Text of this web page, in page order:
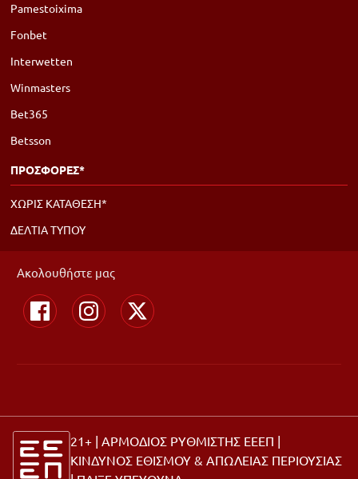
Pamestoixima
Fonbet
Interwetten
Winmasters
Bet365
Betsson
ΠΡΟΣΦΟΡΕΣ*
ΧΩΡΙΣ ΚΑΤΑΘΕΣΗ*
ΔΕΛΤΙΑ ΤΥΠΟΥ
Ακολουθήστε μας
21+ | ΑΡΜΟΔΙΟΣ ΡΥΘΜΙΣΤΗΣ ΕΕΕΠ |
ΚΙΝΔΥΝΟΣ ΕΘΙΣΜΟΥ & ΑΠΩΛΕΙΑΣ ΠΕΡΙΟΥΣΙΑΣ